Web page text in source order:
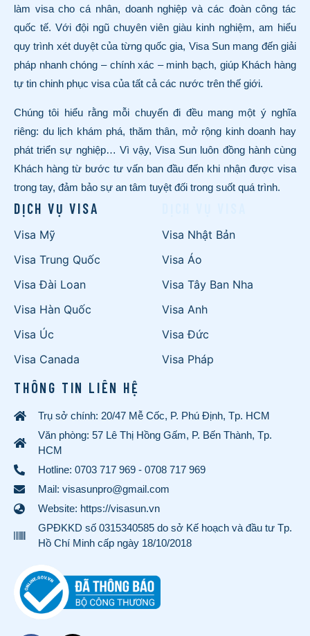
làm visa cho cá nhân, doanh nghiệp và các đoàn công tác
quốc tế. Với đội ngũ chuyên viên giàu kinh nghiệm, am hiểu
quy trình xét duyệt của từng quốc gia, Visa Sun mang đến giải
pháp nhanh chóng – chính xác – minh bạch, giúp Khách hàng
tự tin chinh phục visa của tất cả các nước trên thế giới.
Chúng tôi hiểu rằng mỗi chuyến đi đều mang một ý nghĩa
riêng: du lịch khám phá, thăm thân, mở rộng kinh doanh hay
phát triển sự nghiệp… Vì vậy, Visa Sun luôn đồng hành cùng
Khách hàng từ bước tư vấn ban đầu đến khi nhận được visa
trong tay, đảm bảo sự an tâm tuyệt đối trong suốt quá trình.
DỊCH VỤ VISA
Visa Mỹ
Visa Trung Quốc
Visa Đài Loan
Visa Hàn Quốc
Visa Úc
Visa Canada
Visa Nhật Bản
Visa Áo
Visa Tây Ban Nha
Visa Anh
Visa Đức
Visa Pháp
THÔNG TIN LIÊN HỆ
Trụ sở chính: 20/47 Mễ Cốc, P. Phú Định, Tp. HCM
Văn phòng: 57 Lê Thị Hồng Gấm, P. Bến Thành, Tp.
HCM
Hotline: 0703 717 969 - 0708 717 969
Mail: visasunpro@gmail.com
Website: https://visasun.vn
GPĐKKD số 0315340585 do sở Kế hoạch và đầu tư Tp.
Hồ Chí Minh cấp ngày 18/10/2018